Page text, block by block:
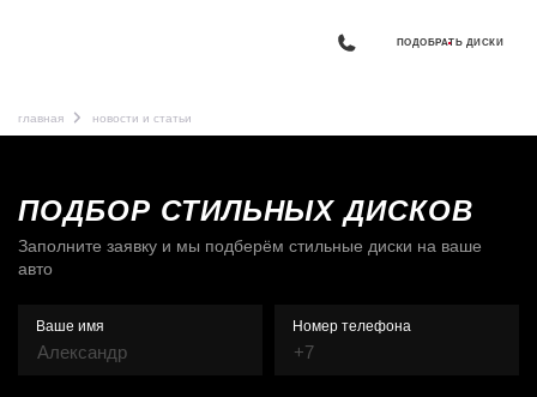
ПОДОБРАТЬ ДИСКИ
главная новости и статьи
ПОДБОР СТИЛЬНЫХ ДИСКОВ
Заполните заявку и мы подберём стильные диски на ваше
авто
Ваше имя Номер телефона